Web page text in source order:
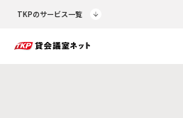
TKPのサービス一覧